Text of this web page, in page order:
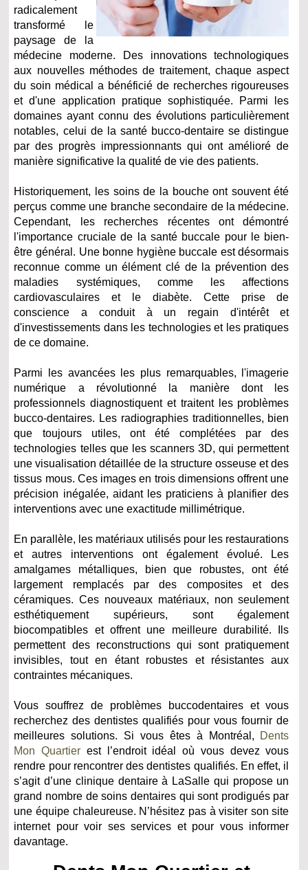
radicalement
transformé le
paysage de la
médecine moderne. Des innovations technologiques
aux nouvelles méthodes de traitement, chaque aspect
du soin médical a bénéficié de recherches rigoureuses
et d'une application pratique sophistiquée. Parmi les
domaines ayant connu des évolutions particulièrement
notables, celui de la santé bucco-dentaire se distingue
par des progrès impressionnants qui ont amélioré de
manière significative la qualité de vie des patients.
Historiquement, les soins de la bouche ont souvent été
perçus comme une branche secondaire de la médecine.
Cependant, les recherches récentes ont démontré
l'importance cruciale de la santé buccale pour le bien-
être général. Une bonne hygiène buccale est désormais
reconnue comme un élément clé de la prévention des
maladies systémiques, comme les affections
cardiovasculaires et le diabète. Cette prise de
conscience a conduit à un regain d'intérêt et
d'investissements dans les technologies et les pratiques
de ce domaine.
Parmi les avancées les plus remarquables, l'imagerie
numérique a révolutionné la manière dont les
professionnels diagnostiquent et traitent les problèmes
bucco-dentaires. Les radiographies traditionnelles, bien
que toujours utiles, ont été complétées par des
technologies telles que les scanners 3D, qui permettent
une visualisation détaillée de la structure osseuse et des
tissus mous. Ces images en trois dimensions offrent une
précision inégalée, aidant les praticiens à planifier des
interventions avec une exactitude millimétrique.
En parallèle, les matériaux utilisés pour les restaurations
et autres interventions ont également évolué. Les
amalgames métalliques, bien que robustes, ont été
largement remplacés par des composites et des
céramiques. Ces nouveaux matériaux, non seulement
esthétiquement supérieurs, sont également
biocompatibles et offrent une meilleure durabilité. Ils
permettent des reconstructions qui sont pratiquement
invisibles, tout en étant robustes et résistantes aux
contraintes mécaniques.
Vous souffrez de problèmes buccodentaires et vous
recherchez des dentistes qualifiés pour vous fournir de
meilleures solutions. Si vous êtes à Montréal, Dents
Mon Quartier est l’endroit idéal où vous devez vous
rendre pour rencontrer des dentistes qualifiés. En effet, il
s’agit d’une clinique dentaire à LaSalle qui propose un
grand nombre de soins dentaires qui sont prodigués par
une équipe chaleureuse. N’hésitez pas à visiter son site
internet pour voir ses services et pour vous informer
davantage.